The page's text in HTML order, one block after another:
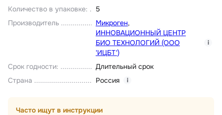
Количество в упаковке:
5
Производитель
Микроген,
ИННОВАЦИОННЫЙ ЦЕНТР
БИО ТЕХНОЛОГИЙ (ООО
'ИЦБТ')
i
Срок годности:
Длительный срок
Страна
Россия i
Часто ищут в инструкции